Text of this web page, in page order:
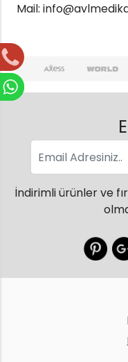
Mail:
İndirimli ürünler ve